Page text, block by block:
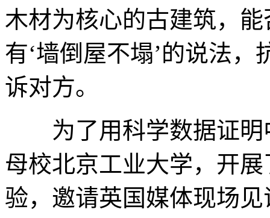
木材为核心的古建筑，
有‘墙倒屋不塌’的说法
诉对方。
为了用科学数据证明
母校北京工业大学，开
验，邀请英国媒体现场